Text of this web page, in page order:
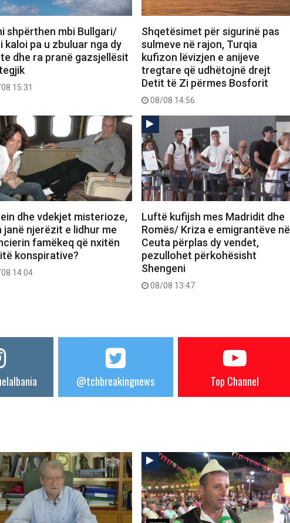
shpërthen mbi Bullgari/
kaloi pa u zbuluar nga dy
dhe ra pranë gazsjellësit
15:31
Shqetësimet për sigurinë pas
sulmeve në rajon, Turqia
kufizon lëvizjen e anijeve
tregtare që udhëtojnë drejt
Detit të Zi përmes Bosforit
08/08 14:56
dhe vdekjet misterioze,
janë njerëzit e lidhur me
famëkeq që nxitën
konspirative?
14:04
Luftë kufijsh mes Madridit dhe
Romës/ Kriza e emigrantëve në
Ceuta përplas dy vendet,
pezullohet përkohësisht
Shengeni
08/08 13:47
@tchbreakingnews Top Channel